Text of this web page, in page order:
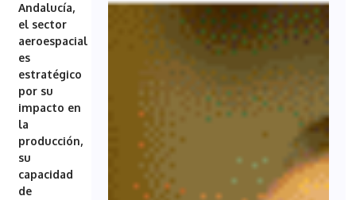
Andalucía,
el sector
aeroespacial
es
estratégico
por su
impacto en
la
producción,
su
capacidad
de